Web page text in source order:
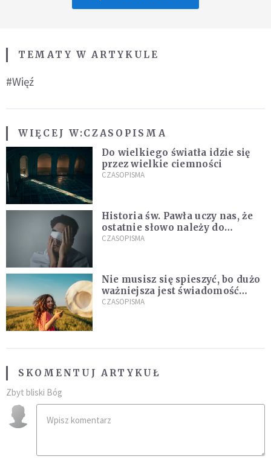
TEMATY W ARTYKULE
#Więź
WIĘCEJ W:CZASOPISMA
Do wielkiego światła idzie się
przez wielkie ciemności
CZASOPISMA
Historia św. Pawła uczy nas, że
ostatnie słowo należy do
światła, a nie do ciemności
CZASOPISMA
Nie musisz się spieszyć, bo dużo
ważniejsza jest świadomość
kierunku
CZASOPISMA
SKOMENTUJ ARTYKUŁ
Zbyt bliski Bóg